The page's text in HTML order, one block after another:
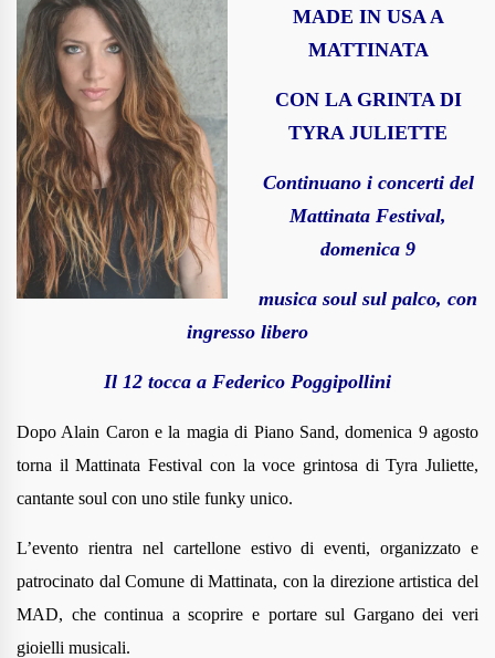
MADE IN USA A
MATTINATA
CON LA GRINTA DI
TYRA JULIETTE
Continuano i concerti del
Mattinata Festival,
domenica 9
musica soul sul palco, con
ingresso libero
Il 12 tocca a Federico Poggipollini
Dopo Alain Caron e la magia di Piano Sand, domenica 9 agosto
torna il Mattinata Festival con la voce grintosa di Tyra Juliette,
cantante soul con uno stile funky unico.
L’evento rientra nel cartellone estivo di eventi, organizzato e
patrocinato dal Comune di Mattinata, con la direzione artistica del
MAD, che continua a scoprire e portare sul Gargano dei veri
gioielli musicali.